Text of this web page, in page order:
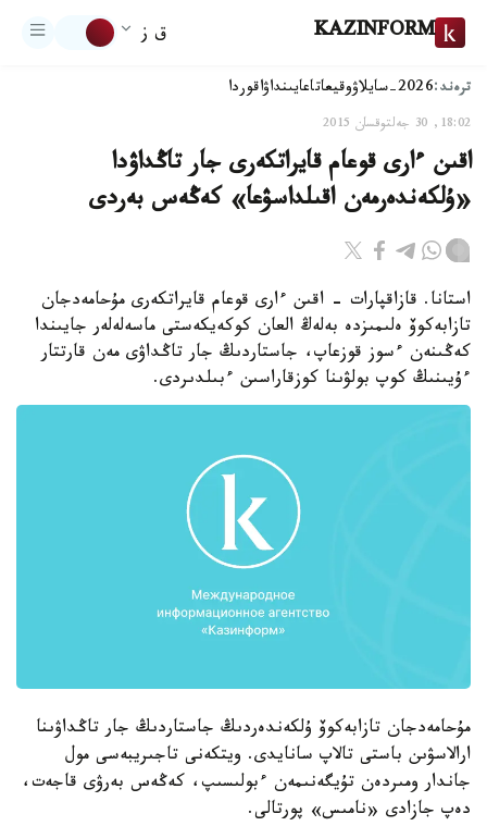
KAZINFORM ق ز
ترەند:2026-سايلاۋ وقيعاتاعايىنداۋاقوردا
18:02, 30 جەلتوقسان 2015
اقىن ءارى قوعام قايراتكەرى جار تاڭداۋدا
«ۇلكەندەرمەن اقىلداسۋعا» كەڭەس بەردى
استانا. قازاقپارات - اقىن ءارى قوعام قايراتكەرى مۇحامەدجان
تازابەكوۆ ەلىمىزدە بەلەڭ العان كوكەيكەستى ماسەلەلەر جايىندا
كەڭىنەن ءسوز قوزعاپ، جاستاردىڭ جار تاڭداۋى مەن قارتتار
ءۇيىنىڭ كوپ بولۋىنا كوزقاراسىن ءبىلدىردى.
مۇحامەدجان تازابەكوۆ ۇلكەندەردىڭ جاستاردىڭ جار تاڭداۋىنا
ارالاسۋىن باستى تالاپ سانايدى. ويتكەنى تاجىريبەسى مول
جاندار ومىردەن تۇيگەنىمەن ءبولىسىپ، كەڭەس بەرۋى قاجەت،
دەپ جازادى «نامىس» پورتالى.